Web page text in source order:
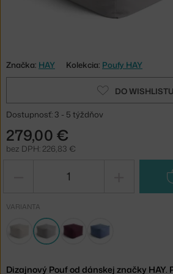
Značka: HAY Kolekcia: Poufy HAY
DO WISHLISTU
Dostupnosť: 3 - 5 týždňov
279,00 €
bez DPH: 226,83 €
VARIANTA
Dizajnový Pouf od dánskej značky HAY.